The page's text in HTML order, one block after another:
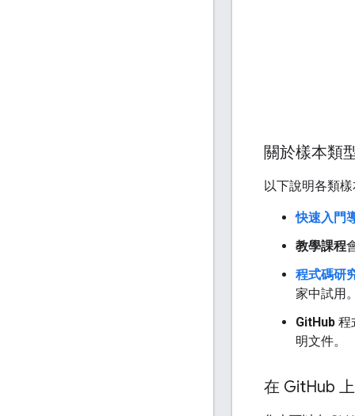
關於樣本類
以下說明各類樣
快速入門
教學課程
程式碼研
家中試用。
GitHub 程
明文件。
在 GitHub